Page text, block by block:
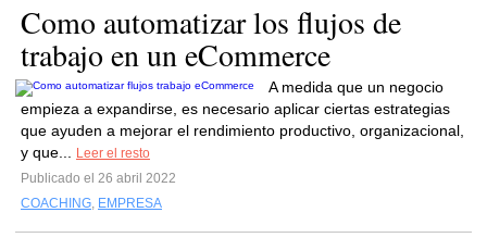
Como automatizar los flujos de
trabajo en un eCommerce
A medida que un negocio
empieza a expandirse, es necesario aplicar ciertas estrategias
que ayuden a mejorar el rendimiento productivo, organizacional,
y que...
Leer el resto
Publicado el 26 abril 2022
COACHING, EMPRESA